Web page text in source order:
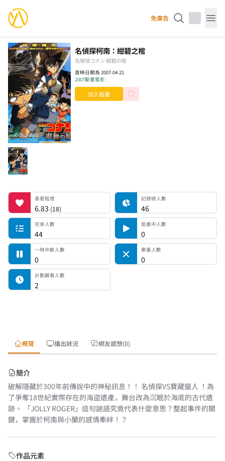
YourAnimes 你的動畫 免廣告
名偵探柯南：紺碧之棺
名探偵コナン 紺碧の棺
首映日期為 2007-04-21
2007動畫電影
加入追番
喜愛程度喜愛程度
6.83 (18)
記錄總人數 記錄總人數
46
完食人數
完食人數
44
追番中人數
追番中人數
0
一時中斷人數
一時中斷人數
0
棄番人數
棄番人數
0
計劃觀看人數
計劃觀看人數
2
概覽 播出狀況 網友感想(0)
簡介
破解隱藏於300年前傳說中的神秘訊息！！ 名偵探VS寶藏獵人 ！為
了爭奪18世紀實際存在的海盜遺產，舞台改為沉眠於海底的古代遺
跡。 「JOLLY ROGER」這句謎語究竟代表什麼意思？整起事件的關
鍵，掌握於柯南與小蘭的感情牽絆！？
作品元素